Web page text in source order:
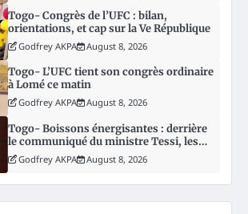
Togo- Congrès de l’UFC : bilan,
orientations, et cap sur la Ve République
Godfrey AKPA August 8, 2026
Togo- L’UFC tient son congrès ordinaire
à Lomé ce matin
Godfrey AKPA August 8, 2026
Togo- Boissons énergisantes : derrière
le communiqué du ministre Tessi, les
vraies questions qui restent sans
réponse
Godfrey AKPA August 8, 2026